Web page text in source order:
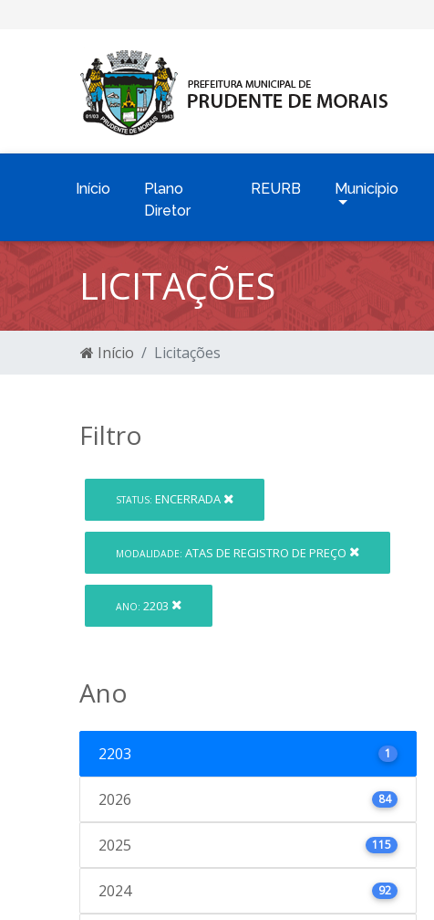
Início
Plano
Diretor
REURB Município
LICITAÇÕES
Início Licitações
Filtro
STATUS: ENCERRADA
MODALIDADE: ATAS DE REGISTRO DE PREÇO
ANO: 2203
Ano
2203 1
2026 84
2025 115
2024 92